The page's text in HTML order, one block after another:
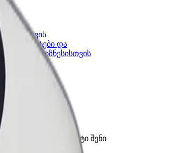
პროდუქტები და
შენი ბიზნესისთვის
საუკეთესო ვარიანტი შენი